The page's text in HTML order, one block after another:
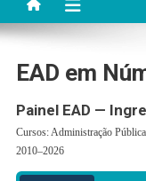
EAD em
Painel EAD —
Cursos: Administração
2010–2026